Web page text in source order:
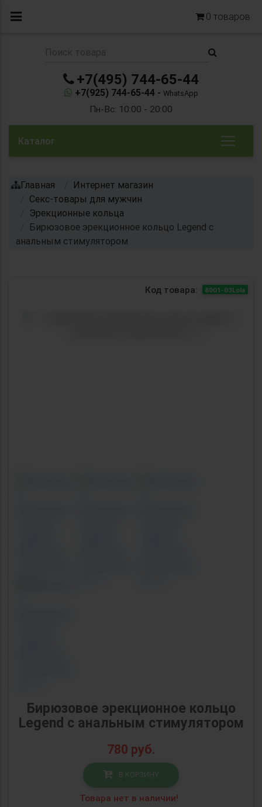
0 товаров
+7(495) 744-65-44
+7(925) 744-65-44 - WhatsApp
Пн-Вс: 10:00 - 20:00
Каталог
Главная
Интернет магазин
Секс-товары для мужчин
Эрекционные кольца
Бирюзовое эрекционное кольцо Legend с
анальным стимулятором
Код товара: 8001-03Lola
Бирюзовое эрекционное кольцо
Legend с анальным стимулятором
780 руб.
В КОРЗИНУ
Товара нет в наличии!